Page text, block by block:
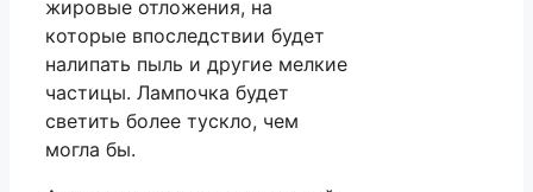
жировые отложения, на
которые впоследствии будет
налипать пыль и другие мелкие
частицы. Лампочка будет
светить более тускло, чем
могла бы.